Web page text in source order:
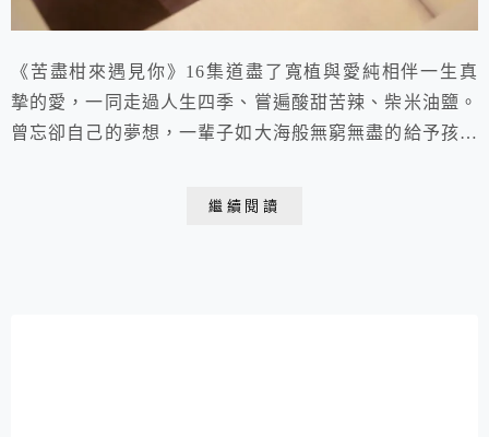
《苦盡柑來遇見你》16集道盡了寬植與愛純相伴一生真
摯的愛，一同走過人生四季、嘗遍酸甜苦辣、柴米油鹽。
曾忘卻自己的夢想，一輩子如大海般無窮無盡的給予孩子
繼續閱讀